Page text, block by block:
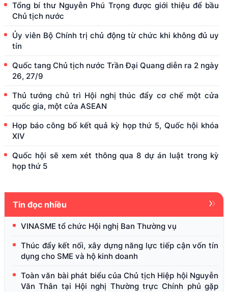
Tổng bí thư Nguyễn Phú Trọng được giới thiệu để bầu
Chủ tịch nước
Ủy viên Bộ Chính trị chủ động từ chức khi không đủ uy
tín
Quốc tang Chủ tịch nước Trần Đại Quang diễn ra 2 ngày
26, 27/9
Thủ tướng chủ trì Hội nghị thúc đẩy cơ chế một cửa
quốc gia, một cửa ASEAN
Họp báo công bố kết quả kỳ họp thứ 5, Quốc hội khóa
XIV
Quốc hội sẽ xem xét thông qua 8 dự án luật trong kỳ
họp thứ 5
Tin đọc nhiều
VINASME tổ chức Hội nghị Ban Thường vụ
Thúc đẩy kết nối, xây dựng năng lực tiếp cận vốn tín
dụng cho SME và hộ kinh doanh
Toàn văn bài phát biểu của Chủ tịch Hiệp hội Nguyễn
Văn Thân tại Hội nghị Thường trực Chính phủ gặp